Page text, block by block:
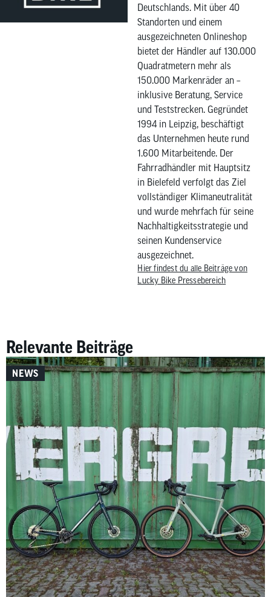
Deutschlands. Mit über 40
Standorten und einem
ausgezeichneten Onlineshop
bietet der Händler auf 130.000
Quadratmetern mehr als
150.000 Markenräder an –
inklusive Beratung, Service
und Teststrecken. Gegründet
1994 in Leipzig, beschäftigt
das Unternehmen heute rund
1.600 Mitarbeitende. Der
Fahrradhändler mit Hauptsitz
in Bielefeld verfolgt das Ziel
vollständiger Klimaneutralität
und wurde mehrfach für seine
Nachhaltigkeitsstrategie und
seinen Kundenservice
ausgezeichnet.
Hier findest du alle Beiträge von
Lucky Bike Pressebereich
Relevante Beiträge
NEWS